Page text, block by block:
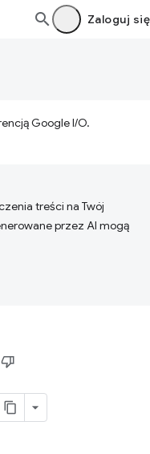
Zaloguj się
Google I/O.
treści na Twój
przez AI mogą